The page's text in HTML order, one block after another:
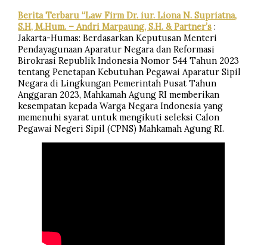
Berita Terbaru “Law Firm Dr. iur. Liona N. Supriatna,
S.H, M.Hum. – Andri Marpaung, S.H. & Partner’s :
Jakarta-Humas: Berdasarkan Keputusan Menteri
Pendayagunaan Aparatur Negara dan Reformasi
Birokrasi Republik Indonesia Nomor 544 Tahun 2023
tentang Penetapan Kebutuhan Pegawai Aparatur Sipil
Negara di Lingkungan Pemerintah Pusat Tahun
Anggaran 2023, Mahkamah Agung RI memberikan
kesempatan kepada Warga Negara Indonesia yang
memenuhi syarat untuk mengikuti seleksi Calon
Pegawai Negeri Sipil (CPNS) Mahkamah Agung RI.